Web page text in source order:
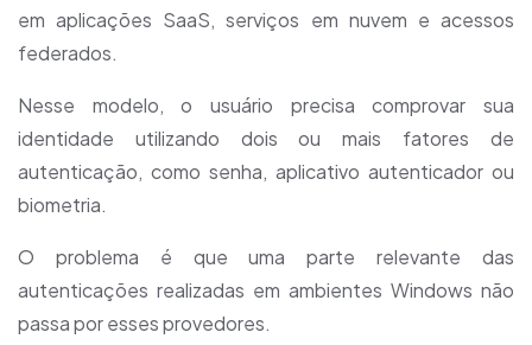
em aplicações SaaS, serviços em nuvem e acessos
federados.
Nesse modelo, o usuário precisa comprovar sua
identidade utilizando dois ou mais fatores de
autenticação, como senha, aplicativo autenticador ou
biometria.
O problema é que uma parte relevante das
autenticações realizadas em ambientes Windows não
passa por esses provedores.